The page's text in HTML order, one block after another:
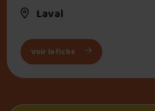
Laval
Voir la fiche : Le Poutine Bar Laval